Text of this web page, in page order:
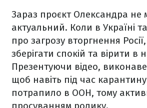
Зараз проєкт Олександра не
актуальний. Коли в Україні та
про загрозу вторгнення
зберігати спокій та вірити в
Презентуючи відео,
щоб навіть під час
потрапило в ООН, тому
просуванням ролику.